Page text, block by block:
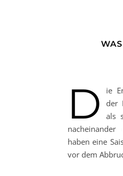
D
ie
der
als
haben eine
vor dem